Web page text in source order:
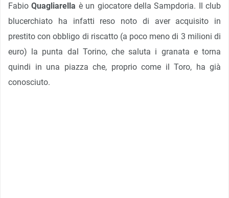
FabioQuagliarella è un giocatore della Sampdoria. Il club
blucerchiato ha infatti reso noto di aver acquisito in
prestito con obbligo di riscatto (a poco meno di 3 milioni di
euro) la punta dal Torino, che saluta i granata e torna
quindi in una piazza che, proprio come il Toro, ha già
conosciuto.